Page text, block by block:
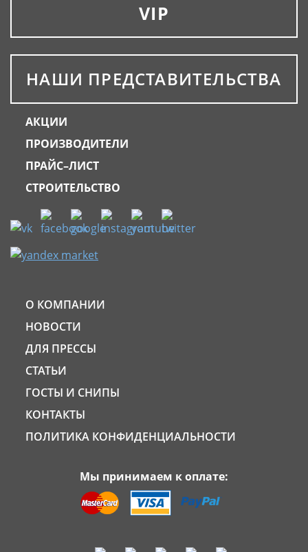
VIP
НАШИ ПРЕДСТАВИТЕЛЬСТВА
АКЦИИ
ПРОИЗВОДИТЕЛИ
ПРАЙС–ЛИСТ
СТРОИТЕЛЬСТВО
О КОМПАНИИ
НОВОСТИ
ДЛЯ ПРЕССЫ
СТАТЬИ
ГОСТЫ И СНИПЫ
КОНТАКТЫ
ПОЛИТИКА КОНФИДЕНЦИАЛЬНОСТИ
Мы принимаем к оплате: